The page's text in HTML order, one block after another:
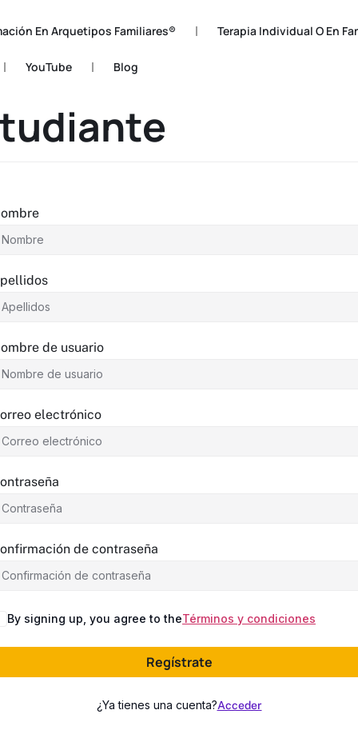
En Arquetipos Familiares® Terapia Individual O En
YouTube Blog
de usuario
electrónico
de contraseña
By signing up, you agree to theTérminos y condiciones
Regístrate
¿Ya tienes una cuenta?Acceder